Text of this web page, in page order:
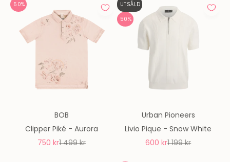
50%
BOB
Clipper Piké - Aurora
REA-pris
750 krPris
1 499 kr
UTSÅLD
50%
Urban Pioneers
Livio Pique - Snow White
REA-pris
600 krPris
1 199 kr